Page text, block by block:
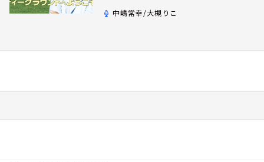
中嶋常幸/大槻りこ